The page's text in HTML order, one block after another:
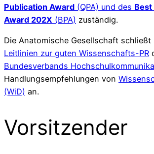
Publication Award (QPA) und des
Award 202X (BPA) zuständig.
Die Anatomische Gesellschaft schließt
Leitlinien zur guten Wissenschafts-PR
Bundesverbands
Handlungsempfehlungen von
(WiD) an.
Vorsitzender